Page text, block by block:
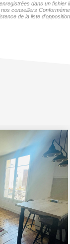
dans un
conseillers
de la liste